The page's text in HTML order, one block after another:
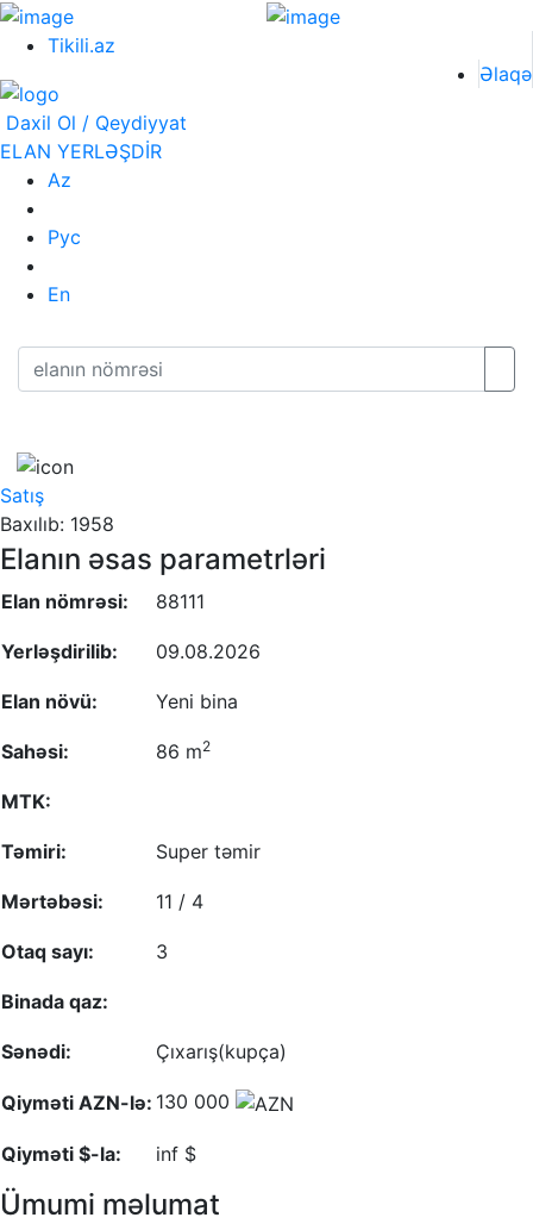
Tikili.az
Əlaqə
Daxil Ol / Qeydiyyat
ELAN YERLƏŞDİR
Az
Рус
En
Satış
Baxılıb: 1958
Elanın əsas parametrləri
Elan nömrəsi: 88111
Yerləşdirilib: 09.08.2026
Elan növü: Yeni bina
Sahəsi: 86 m2
MTK:
Təmiri: Super təmir
Mərtəbəsi: 11 / 4
Otaq sayı: 3
Binada qaz:
Sənədi: Çıxarış(kupça)
Qiyməti AZN-lə: 130 000
Qiyməti $-la: inf $
Ümumi məlumat